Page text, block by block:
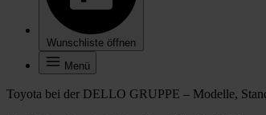
Wunschliste öffnen
Menü
Toyota bei der DELLO GRUPPE – Modelle,